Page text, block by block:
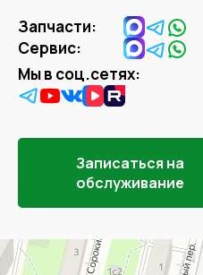
Запчасти:
Сервис:
Мы в соц.сетях:
Записаться на
обслуживание